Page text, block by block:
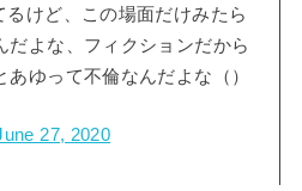
けど、この場面だけみたら
だよな、フィクションだから
ゆって不倫なんだよな（）
27, 2020